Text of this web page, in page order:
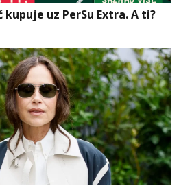
kupuje uz PerSu Extra. A ti?